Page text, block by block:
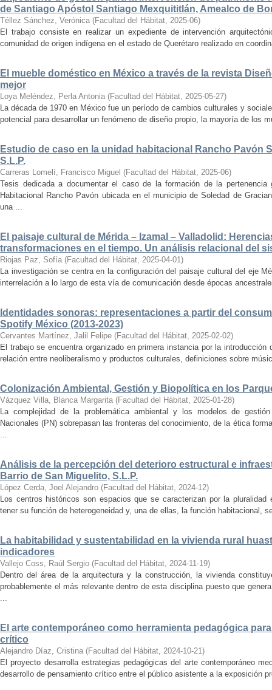
de Santiago Apóstol Santiago Mexquititlán, Amealco de
Téllez Sánchez, Verónica (Facultad del Hábitat, 2025-06)
El trabajo consiste en realizar un expediente de intervención
comunidad de origen indígena en el estado de Querétaro realizado en
El mueble doméstico en México a través de la revista
mejor
Loya Meléndez, Perla Antonia (Facultad del Hábitat, 2025-05-27)
La década de 1970 en México fue un período de cambios culturales y
potencial para desarrollar un fenómeno de diseño propio, la mayoría de los
Estudio de caso en la unidad habitacional Rancho Pavón
S.L.P.
Carreras Lomelí, Francisco Miguel (Facultad del Hábitat, 2025-06)
Tesis dedicada a documentar el caso de la formación de la
Habitacional Rancho Pavón ubicada en el municipio de Soledad de
una ...
El paisaje cultural de Mérida – Izamal – Valladolid:
transformaciones en el tiempo. Un análisis relacional del
Riojas Paz, Sofía (Facultad del Hábitat, 2025-04-01)
La investigación se centra en la configuración del paisaje cultural del eje
interrelación a lo largo de esta vía de comunicación desde épocas
Identidades sonoras: representaciones a partir del
Spotify México (2013-2023)
Cervantes Martínez, Jalil Felipe (Facultad del Hábitat, 2025-02-02)
El trabajo se encuentra organizado en primera instancia por la
relación entre neoliberalismo y productos culturales, definiciones sobre
Colonización Ambiental, Gestión y Biopolítica en los
Vázquez Villa, Blanca Margarita (Facultad del Hábitat, 2025-01-28)
La complejidad de la problemática ambiental y los modelos de
Nacionales (PN) sobrepasan las fronteras del conocimiento, de la ética
...
Análisis de la percepción del deterioro estructural e
Barrio de San Miguelito, S.L.P.
López Cerda, Joel Alejandro (Facultad del Hábitat, 2024-12)
Los centros históricos son espacios que se caracterizan por la
tener su función de heterogeneidad y, una de ellas, la función habitacional,
La habitabilidad y sustentabilidad en la vivienda rural
indicadores
Vallejo Coss, Raúl Sergio (Facultad del Hábitat, 2024-11-19)
Dentro del área de la arquitectura y la construcción, la vivienda
probablemente el más relevante dentro de esta disciplina puesto que
...
El arte contemporáneo como herramienta pedagógica
crítico
Alejandro Díaz, Cristina (Facultad del Hábitat, 2024-10-21)
El proyecto desarrolla estrategias pedagógicas del arte contemporáneo
desarrollo de pensamiento crítico entre el público asistente a la exposición